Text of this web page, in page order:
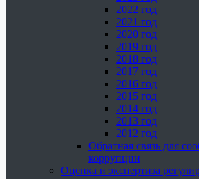
2022 год
2021 год
2020 год
2019 год
2018 год
2017 год
2016 год
2015 год
2014 год
2013 год
2012 год
Обратная связь для
коррупции
Оценка и экспертиза